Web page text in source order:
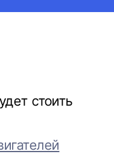
стоить